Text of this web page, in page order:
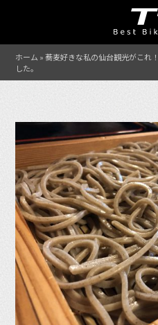
ホーム »蕎麦好きな私の仙台観光がこれ
した。